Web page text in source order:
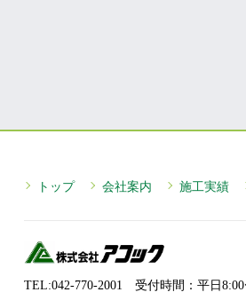
トップ 会社案内 施工実績
TEL:042-770-2001 受付時間：平⽇8:00